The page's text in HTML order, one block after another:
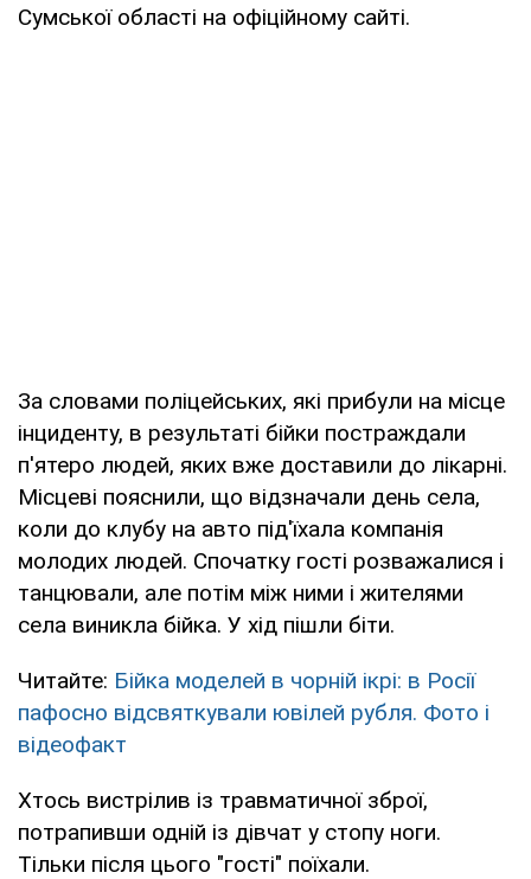
Сумської області на офіційному сайті.
За словами поліцейських, які прибули на місце
інциденту, в результаті бійки постраждали
п'ятеро людей, яких вже доставили до лікарні.
Місцеві пояснили, що відзначали день села,
коли до клубу на авто під'їхала компанія
молодих людей. Спочатку гості розважалися і
танцювали, але потім між ними і жителями
села виникла бійка. У хід пішли біти.
Читайте: Бійка моделей в чорній ікрі: в Росії
пафосно відсвяткували ювілей рубля. Фото і
відеофакт
Хтось вистрілив із травматичної зброї,
потрапивши одній із дівчат у стопу ноги.
Тільки після цього "гості" поїхали.